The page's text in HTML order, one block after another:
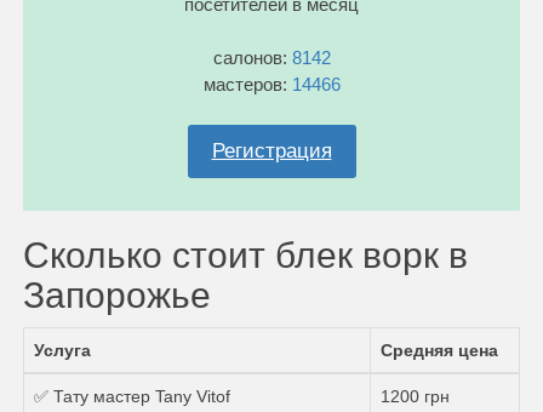
салонов: 8142
мастеров: 14466
Регистрация
Сколько стоит блек ворк в
Запорожье
Услуга Средняя цена
✅ Тату мастер Tany Vitof 1200 грн